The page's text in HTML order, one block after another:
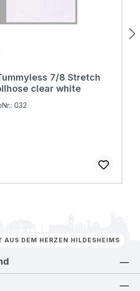
von 5 von 5 Sternen
7/8 Stretch
clear white
032
AUS DEM HERZEN HILDESHEIMS